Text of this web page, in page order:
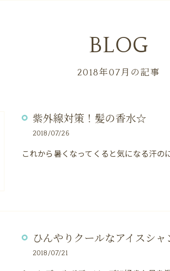
BLOG
2018年07月の記事
紫外線対策！髪の香水☆
2018/07/26
これから暑くなってくると気になる汗の
ひんやりクールなアイスシ
2018/07/21